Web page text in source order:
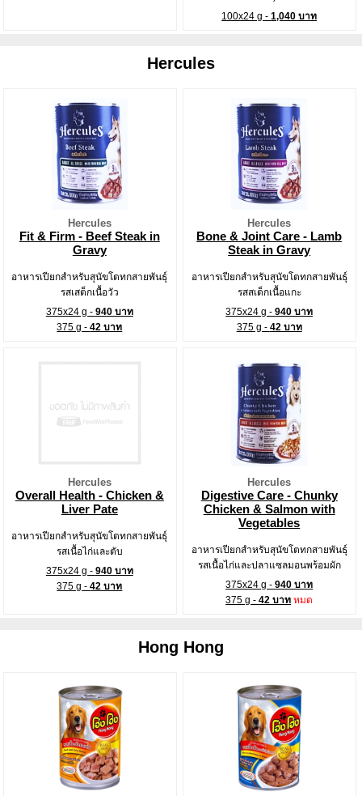
100x24 g -1,040 บาท
Hercules
Hercules
Fit & Firm - Beef Steak in
Gravy
อาหารเปียกสำหรับสุนัขโตทกสายพันธุ์
รสเสต็กเนื้อวัว
375x24 g - 940 บาท
375 g -42 บาท
Hercules
Bone & Joint Care - Lamb
Steak in Gravy
อาหารเปียกสำหรับสุนัขโตทกสายพันธุ์
รสสเต็กเนื้อแกะ
375x24 g -940 บาท
375 g - 42 บาท
Hercules
Overall Health - Chicken &
Liver Pate
อาหารเปียกสำหรับสุนัขโตทกสายพันธุ์
รสเนื้อไก่และตับ
375x24 g - 940 บาท
375 g -42 บาท
Hercules
Digestive Care - Chunky
Chicken & Salmon with
Vegetables
อาหารเปียกสำหรับสุนัขโตทกสายพันธุ์
รสเนื้อไก่และปลาแซลมอนพร้อมผัก
375x24 g -940 บาท
375 g -42 บาท หมด
Hong Hong